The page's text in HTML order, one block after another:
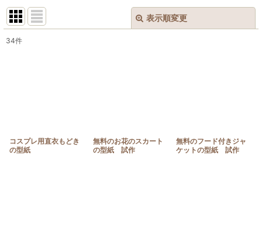
表示順変更
34件
コスプレ用直衣もどき
の型紙
無料のお花のスカート
の型紙 試作
無料のフード付きジャ
ケットの型紙 試作